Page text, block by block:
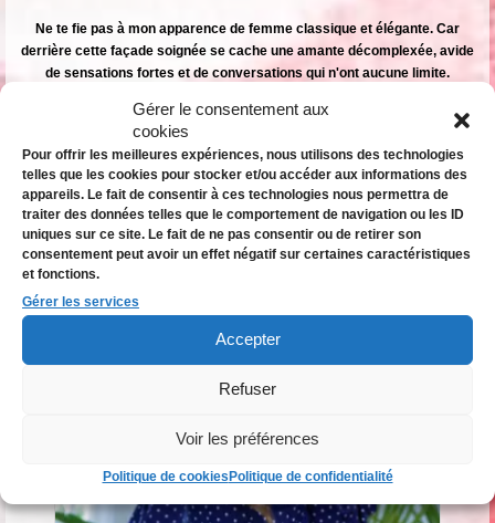
Gérer le consentement aux
cookies
Pour offrir les meilleures expériences, nous utilisons des technologies
telles que les cookies pour stocker et/ou accéder aux informations des
appareils. Le fait de consentir à ces technologies nous permettra de
traiter des données telles que le comportement de navigation ou les ID
uniques sur ce site. Le fait de ne pas consentir ou de retirer son
consentement peut avoir un effet négatif sur certaines caractéristiques
et fonctions.
Gérer les services
Accepter
Refuser
Voir les préférences
Politique de cookiesPolitique de confidentialité
Ne te fie pas à mon apparence de femme classique et élégante. Car
derrière cette façade soignée se cache une amante décomplexée, avide
de sensations fortes et de conversations qui n'ont aucune limite.
te montrer ce que cache vraiment cette petite robe bleue à pois blancs.
Découvreune connexion authentique avec Sabrina, disponible
maintenant au 0895 706 483.